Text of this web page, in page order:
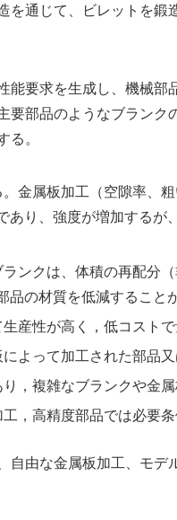
を通じて、ビレットを
能要求を生成し、機械
要部品のようなブラン
る。
金属板加工（空隙率、
あり、強度が増加する
ンクは、体積の再配分
の材質を低減すること
産性が高く，低コストで
よって加工された部品
，複雑なブランクや金
，高精度部品では必要
自由な金属板加工、モデ